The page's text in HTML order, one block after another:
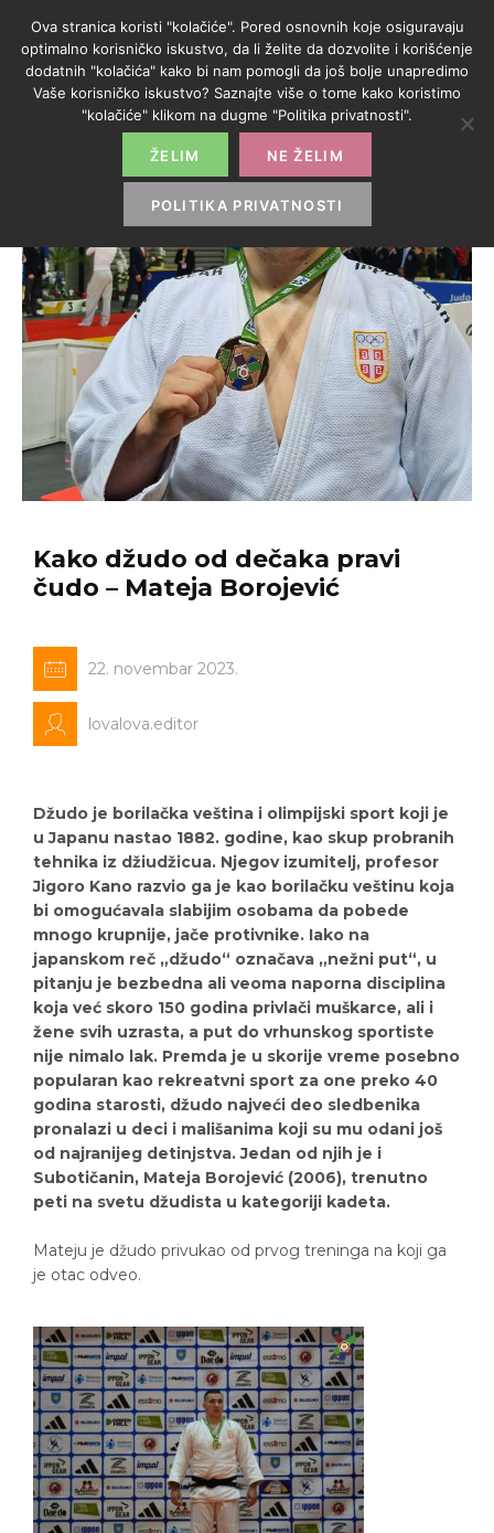
Kako džudo od dečaka pravi
čudo – Mateja Borojević
22. novembar 2023.
lovalova.editor
Džudo je borilačka veština i olimpijski sport koji je
u Japanu nastao 1882. godine, kao skup probranih
tehnika iz džiudžicua. Njegov izumitelj, profesor
Jigoro Kano razvio ga je kao borilačku veštinu koja
bi omogućavala slabijim osobama da pobede
mnogo krupnije, jače protivnike. Iako na
japanskom reč „džudo“ označava „nežni put“, u
pitanju je bezbedna ali veoma naporna disciplina
koja već skoro 150 godina privlači muškarce, ali i
žene svih uzrasta, a put do vrhunskog sportiste
nije nimalo lak. Premda je u skorije vreme posebno
popularan kao rekreatvni sport za one preko 40
godina starosti, džudo najveći deo sledbenika
pronalazi u deci i mališanima koji su mu odani još
od najranijeg detinjstva. Jedan od njih je i
Subotičanin, Mateja Borojević (2006), trenutno
peti na svetu džudista u kategoriji kadeta.
Mateju je džudo privukao od prvog treninga na koji ga
je otac odveo.
Ova stranica koristi "kolačiće". Pored osnovnih koje osiguravaju
optimalno korisničko iskustvo, da li želite da dozvolite i korišćenje
dodatnih "kolačića" kako bi nam pomogli da još bolje unapredimo
Vaše korisničko iskustvo? Saznajte više o tome kako koristimo
"kolačiće" klikom na dugme "Politika privatnosti".
ŽELIM NE ŽELIM
POLITIKA PRIVATNOSTI